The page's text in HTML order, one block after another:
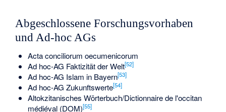
Abgeschlossene Forschungsvorhaben
und Ad-hoc AGs
Acta conciliorum oecumenicorum
Ad hoc-AG Faktizität der Welt[52]
Ad hoc-AG Islam in Bayern[53]
Ad hoc-AG Zukunftswerte[54]
Altokzitanisches Wörterbuch/Dictionnaire de l'occitan
médiéval (DOM)[55]